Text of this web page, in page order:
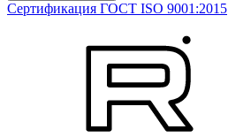
Сертификация ГОСТ ISO 9001:2015